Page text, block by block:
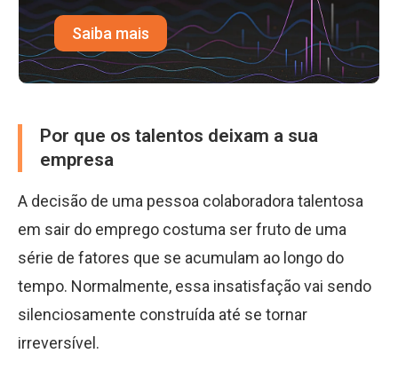
Saiba mais
Por que os talentos deixam a sua
empresa
A decisão de uma pessoa colaboradora talentosa
em sair do emprego costuma ser fruto de uma
série de fatores que se acumulam ao longo do
tempo. Normalmente, essa insatisfação vai sendo
silenciosamente construída até se tornar
irreversível.